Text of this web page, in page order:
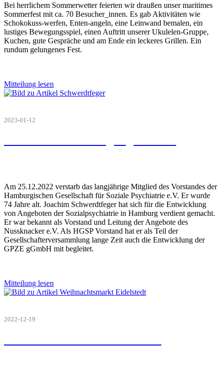
Bei herrlichem Sommerwetter feierten wir draußen unser maritimes
Sommerfest mit ca. 70 Besucher_innen. Es gab Aktivitäten wie
Schokokuss-werfen, Enten-angeln, eine Leinwand bemalen, ein
lustiges Bewegungsspiel, einen Auftritt unserer Ukulelen-Gruppe,
Kuchen, gute Gespräche und am Ende ein leckeres Grillen. Ein
rundum gelungenes Fest.
Mitteilung lesen
2023-01-12
Am 25.12.2022 verstarb das langjährige Mitglied des Vorstandes der
Hamburgischen Gesellschaft für Soziale Psychiatrie e.V. Er wurde
74 Jahre alt. Joachim Schwerdtfeger hat sich für die Entwicklung
von Angeboten der Sozialpsychiatrie in Hamburg verdient gemacht.
Er war bekannt als Vorstand und Leitung der Angebote des
Nussknacker e.V. Als HGSP Vorstand hat er als Teil der
Gesellschafterversammlung lange Zeit auch die Entwicklung der
GPZE gGmbH mit begleitet.
Mitteilung lesen
2022-12-19